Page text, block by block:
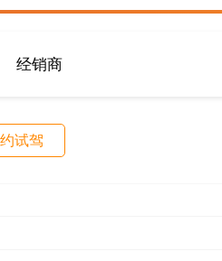
经销商
试驾